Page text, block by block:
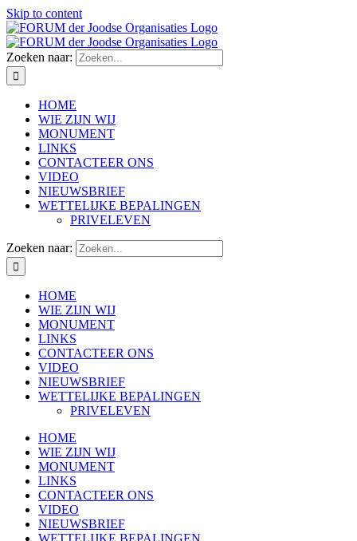
Skip to content
Zoeken naar:
HOME
WIE ZIJN WIJ
MONUMENT
LINKS
CONTACTEER ONS
VIDEO
NIEUWSBRIEF
WETTELIJKE BEPALINGEN
PRIVELEVEN
Zoeken naar:
HOME
WIE ZIJN WIJ
MONUMENT
LINKS
CONTACTEER ONS
VIDEO
NIEUWSBRIEF
WETTELIJKE BEPALINGEN
PRIVELEVEN
HOME
WIE ZIJN WIJ
MONUMENT
LINKS
CONTACTEER ONS
VIDEO
NIEUWSBRIEF
WETTELIJKE BEPALINGEN